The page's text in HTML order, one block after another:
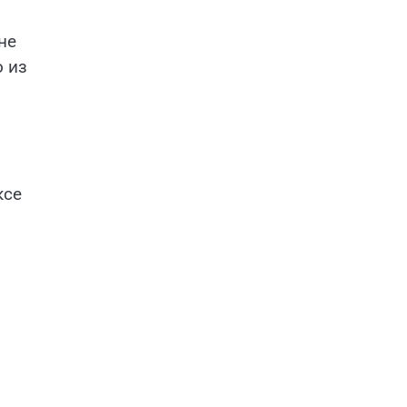
из